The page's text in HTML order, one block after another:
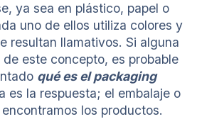
ya sea en plástico, papel o
uno de ellos utiliza colores y
resultan llamativos. Si alguna
este concepto, es probable
qué es el packaging
es la respuesta; el embalaje o
los productos.